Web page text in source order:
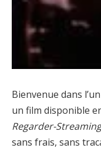
Bienvenue dans
un film disponible
Regarder-
sans frais, sans